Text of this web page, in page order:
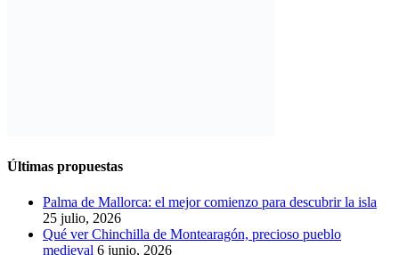
Últimas propuestas
Palma de Mallorca: el mejor comienzo para descubrir la isla
25 julio, 2026
Qué ver Chinchilla de Montearagón, precioso pueblo
medieval 6 junio, 2026